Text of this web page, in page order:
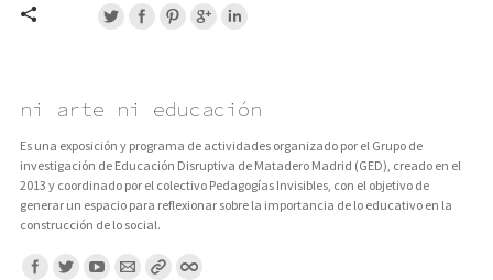
ni arte ni educación
Es una exposición y programa de actividades organizado por el Grupo de
investigación de Educación Disruptiva de Matadero Madrid (GED), creado en el
2013 y coordinado por el colectivo Pedagogías Invisibles, con el objetivo de
generar un espacio para reflexionar sobre la importancia de lo educativo en la
construcción de lo social.
Encuentranos